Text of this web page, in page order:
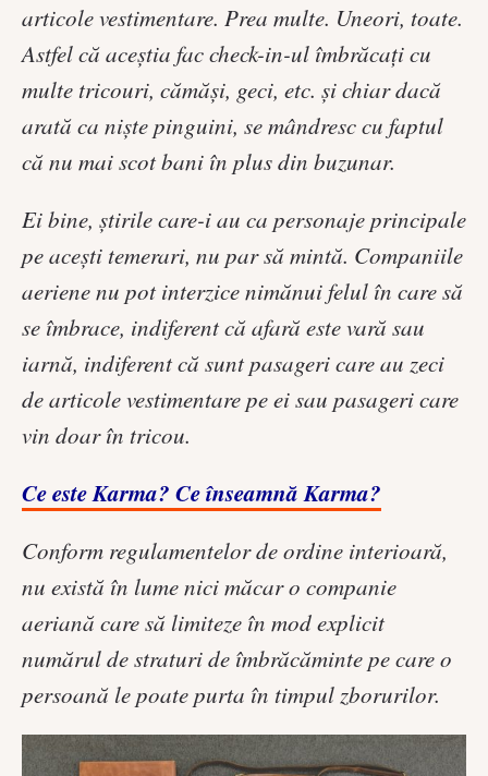
articole vestimentare. Prea multe. Uneori, toate.
Astfel că aceștia fac check-in-ul îmbrăcați cu
multe tricouri, cămăși, geci, etc. și chiar dacă
arată ca niște pinguini, se mândresc cu faptul
că nu mai scot bani în plus din buzunar.
Ei bine, știrile care-i au ca personaje principale
pe acești temerari, nu par să mintă. Companiile
aeriene nu pot interzice nimănui felul în care să
se îmbrace, indiferent că afară este vară sau
iarnă, indiferent că sunt pasageri care au zeci
de articole vestimentare pe ei sau pasageri care
vin doar în tricou.
Ce este Karma? Ce înseamnă Karma?
Conform regulamentelor de ordine interioară,
nu există în lume nici măcar o companie
aeriană care să limiteze în mod explicit
numărul de straturi de îmbrăcăminte pe care o
persoană le poate purta în timpul zborurilor.